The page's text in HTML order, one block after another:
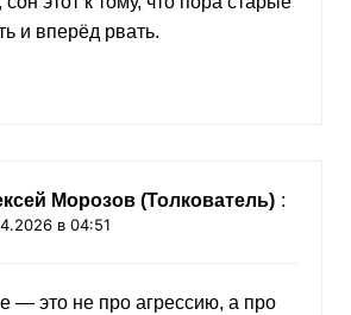
и вперёд рвать.
Морозов (Толкователь) :
в 04:51
— это не про агрессию, а про